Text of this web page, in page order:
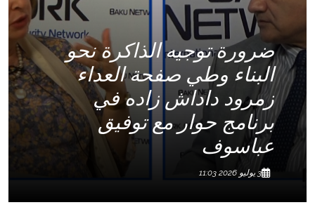
ضرورة توجيه الذاكرة نحو
البناء وطي صفحة العداء
زمرود داداش زاده في
برنامج حوار مع توفيق
عباسوف
3 يوليو 2026 11:03